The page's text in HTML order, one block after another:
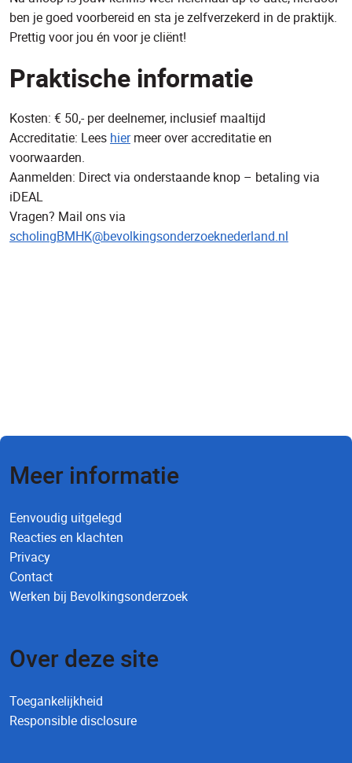
ben je goed voorbereid en sta je zelfverzekerd in de praktijk.
Prettig voor jou én voor je cliënt!
Praktische informatie
Kosten: € 50,- per deelnemer, inclusief maaltijd
Accreditatie: Lees hiermeer over accreditatie en
voorwaarden.
Aanmelden: Direct via onderstaande knop – betaling via
iDEAL
Vragen? Mail ons via
scholingBMHK@bevolkingsonderzoeknederland.nl
Meer informatie
Eenvoudig uitgelegd
Reacties en klachten
Privacy
Contact
Werken bij Bevolkingsonderzoek
Over deze site
Toegankelijkheid
Responsible disclosure